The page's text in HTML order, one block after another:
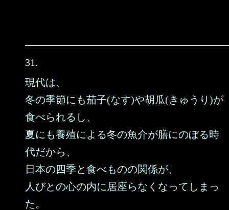
31.
現代は、
冬の季節にも茄子(なす)や胡瓜(きゅうり)が
食べられるし、
夏にも養殖による冬の魚介が膳にのぼる時
代だから、
日本の四季と食べものの関係が、
人びとの心の内に居座らなくなってしまっ
た。